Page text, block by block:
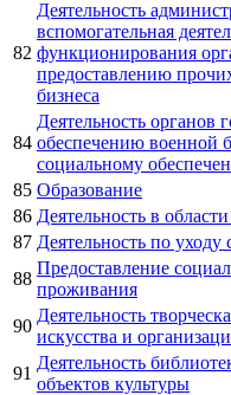
82
Деятельность
вспомогательная
функционирования
предоставлению
бизнеса
84
Деятельность органов
обеспечению военной
социальному
85 Образование
86 Деятельность в
87 Деятельность по
88
Предоставление
проживания
90
Деятельность
искусства и
91
Деятельность
объектов культуры